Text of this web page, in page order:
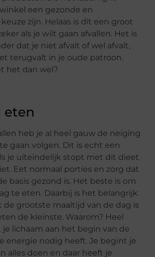
een gezonde en
zijn. Helaas is dit een groot
als je wilt gaan afvallen. Het is
dat je niet afvalt of wel afvalt,
terugvalt in je oude patroon.
het dan wel?
eten
heb je al heel gauw de neiging
gaan volgen. Dit is echt een
je uiteindelijk stopt met dit dieet
Eet normaal porties en zorg dat
basis gezond is. Het beste is om
te eten. Daarbij is het belangrijk
grootste maaltijd van de dag is
de kleinste. Waarom? Heel
lichaam aan het begin van de
energie nodig heeft. Je begint je
alles doen en daar heeft je